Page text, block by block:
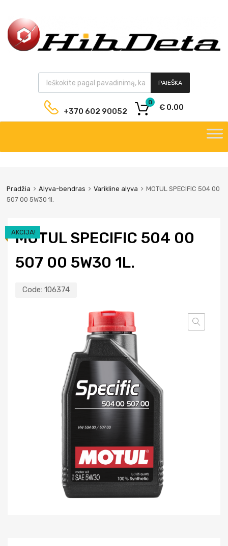
PAIEŠKA
+370 602 90052 € 0.00
0
Pradžia Alyva-bendras Varikline alyva
MOTUL SPECIFIC 504 00
507 00 5W30 1l.
MOTUL SPECIFIC 504 00
507 00 5W30 1L.
Code: 106374
AKCIJA!